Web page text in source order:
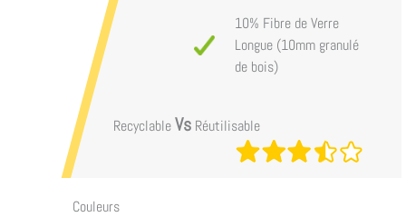
10% Fibre de Verre
Longue (10mm granulé
de bois)
RecyclableVs Réutilisable
Couleurs